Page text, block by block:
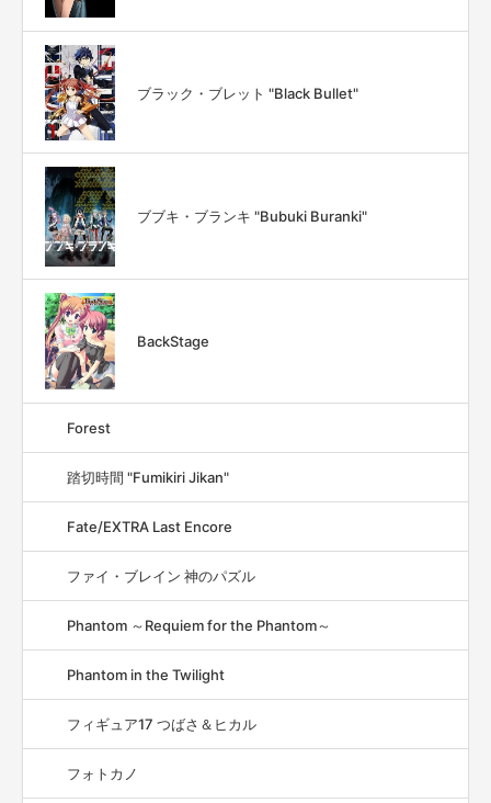
ブラック・ブレット "Black Bullet"
ブブキ・ブランキ "Bubuki Buranki"
BackStage
Forest
踏切時間 "Fumikiri Jikan"
Fate/EXTRA Last Encore
ファイ・ブレイン 神のパズル
Phantom ～Requiem for the Phantom～
Phantom in the Twilight
フィギュア17 つばさ＆ヒカル
フォトカノ